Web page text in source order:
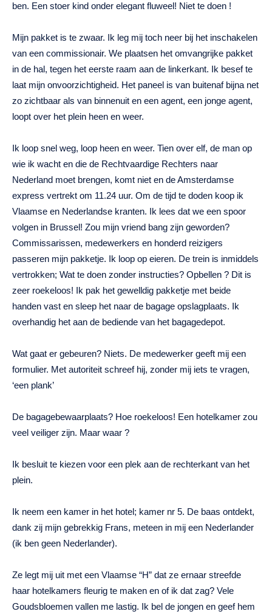
ben. Een stoer kind onder elegant fluweel! Niet te doen !
Mijn pakket is te zwaar. Ik leg mij toch neer bij het inschakelen
van een commissionair. We plaatsen het omvangrijke pakket
in de hal, tegen het eerste raam aan de linkerkant. Ik besef te
laat mijn onvoorzichtigheid. Het paneel is van buitenaf bijna net
zo zichtbaar als van binnenuit en een agent, een jonge agent,
loopt over het plein heen en weer.
Ik loop snel weg, loop heen en weer. Tien over elf, de man op
wie ik wacht en die de Rechtvaardige Rechters naar
Nederland moet brengen, komt niet en de Amsterdamse
express vertrekt om 11.24 uur. Om de tijd te doden koop ik
Vlaamse en Nederlandse kranten. Ik lees dat we een spoor
volgen in Brussel! Zou mijn vriend bang zijn geworden?
Commissarissen, medewerkers en honderd reizigers
passeren mijn pakketje. Ik loop op eieren. De trein is inmiddels
vertrokken; Wat te doen zonder instructies? Opbellen ? Dit is
zeer roekeloos! Ik pak het gewelldig pakketje met beide
handen vast en sleep het naar de bagage opslagplaats. Ik
overhandig het aan de bediende van het bagagedepot.
Wat gaat er gebeuren? Niets. De medewerker geeft mij een
formulier. Met autoriteit schreef hij, zonder mij iets te vragen,
‘een plank’
De bagagebewaarplaats? Hoe roekeloos! Een hotelkamer zou
veel veiliger zijn. Maar waar ?
Ik besluit te kiezen voor een plek aan de rechterkant van het
plein.
Ik neem een ​​kamer in het hotel; kamer nr 5. De baas ontdekt,
dank zij mijn gebrekkig Frans, meteen in mij een Nederlander
(ik ben geen Nederlander).
Ze legt mij uit met een Vlaamse “H” dat ze ernaar streefde
haar hotelkamers fleurig te maken en of ik dat zag? Vele
Goudsbloemen vallen me lastig. Ik bel de jongen en geef hem